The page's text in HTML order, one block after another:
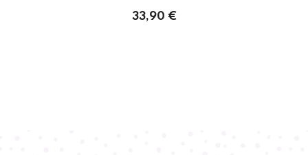
33,90 €